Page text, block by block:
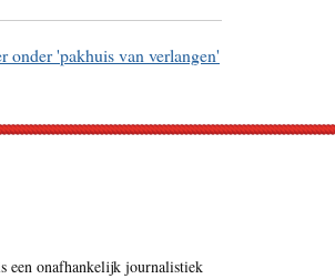
onder 'pakhuis van verlangen'
een onafhankelijk journalistiek